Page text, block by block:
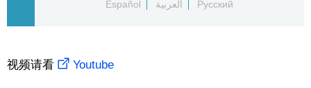
新闻
话题
Español
العربية Русский
视频请看 Youtube